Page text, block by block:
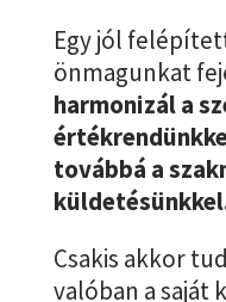
Egy jól
önmagunkat
harmonizál a
továbbá a
Csakis akkor
valóban a saját